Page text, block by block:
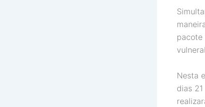
pacote
Nesta
dias